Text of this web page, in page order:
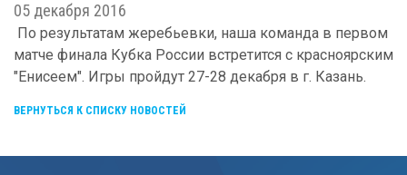
05 декабря 2016
По результатам жеребьевки, наша команда в первом
матче финала Кубка России встретится с красноярским
"Енисеем". Игры пройдут 27-28 декабря в г. Казань.
ВЕРНУТЬСЯ К СПИСКУ НОВОСТЕЙ